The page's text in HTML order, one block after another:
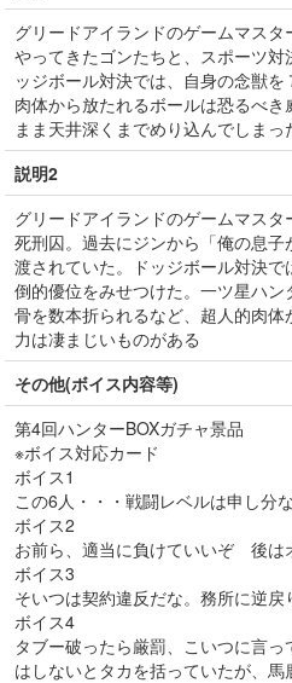
グリードアイランドのゲームマス
やってきたゴンたちと、スポーツ
ッジボール対決では、自身の念獣
肉体から放たれるボールは恐るべ
まま天井深くまでめり込んでしまっ
説明2
グリードアイランドのゲームマス
死刑囚。過去にジンから「俺の息
渡されていた。ドッジボール対決
倒的優位をみせつけた。一ツ星ハ
骨を数本折られるなど、超人的肉
力は凄まじいものがある
その他(ボイス内容等)
第4回ハンターBOXガチャ景品
※ボイス対応カード
ボイス1
この6人・・・戦闘レベルは申し
ボイス2
お前ら、適当に負けていいぞ 後は
ボイス3
そいつは契約違反だな。務所に逆戻
ボイス4
タブー破ったら厳罰、こいつに言
はしないとタカを括っていたが、馬